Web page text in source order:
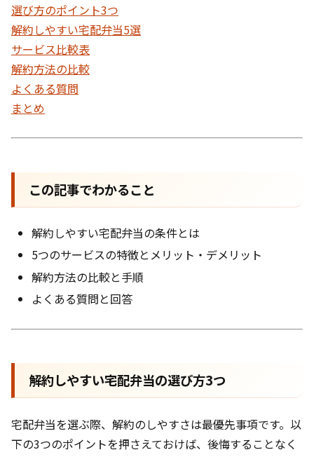
選び方のポイント3つ
解約しやすい宅配弁当5選
サービス比較表
解約方法の比較
よくある質問
まとめ
この記事でわかること
解約しやすい宅配弁当の条件とは
5つのサービスの特徴とメリット・デメリット
解約方法の比較と手順
よくある質問と回答
解約しやすい宅配弁当の選び方3つ
宅配弁当を選ぶ際、解約のしやすさは最優先事項です。以
下の3つのポイントを押さえておけば、後悔することなく